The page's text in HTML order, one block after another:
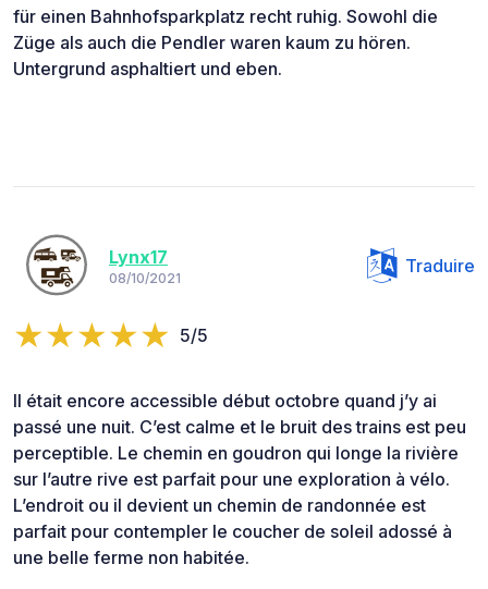
für einen Bahnhofsparkplatz recht ruhig. Sowohl die
Züge als auch die Pendler waren kaum zu hören.
Untergrund asphaltiert und eben.
Lynx17
08/10/2021
Traduire
5/5
Il était encore accessible début octobre quand j’y ai
passé une nuit. C’est calme et le bruit des trains est peu
perceptible. Le chemin en goudron qui longe la rivière
sur l’autre rive est parfait pour une exploration à vélo.
L’endroit ou il devient un chemin de randonnée est
parfait pour contempler le coucher de soleil adossé à
une belle ferme non habitée.